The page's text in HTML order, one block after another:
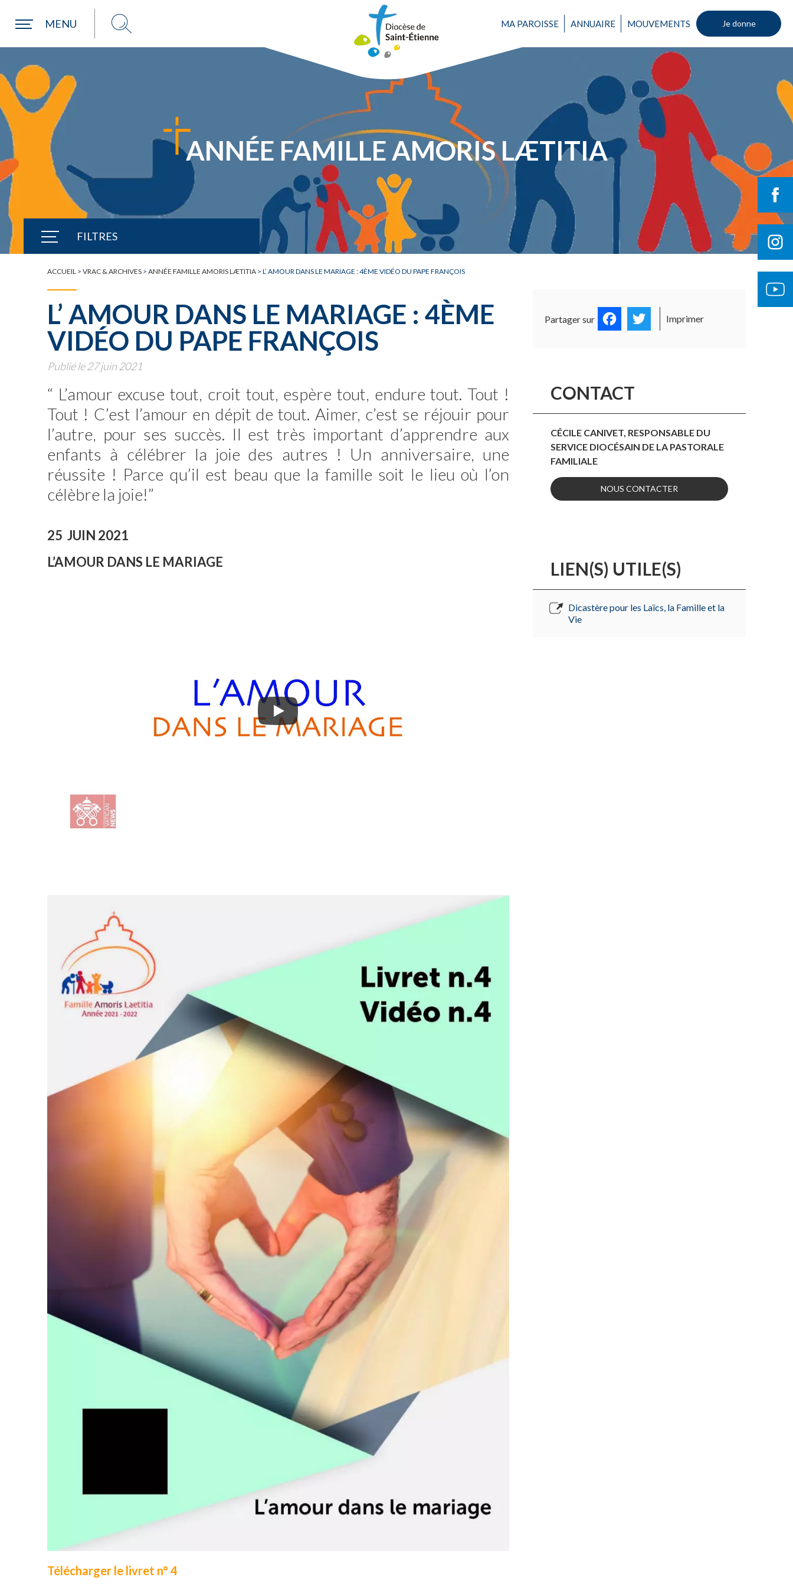
MENU MA PAROISSE ANNUAIRE MOUVEMENTS Je donne
Une commune
ANNÉE FAMILLE AMORIS LÆTITIA
FILTRES
TOUTE L'ACTUALITÉ CARNET OFFICIEL ÉGLISE
ACCUEIL > VRAC & ARCHIVES > ANNÉE FAMILLE AMORIS LÆTITIA > L’ AMOUR DANS LE MARIAGE : 4ÈME VIDÉO DU PAPE FRANÇOIS
L’ AMOUR DANS LE MARIAGE : 4ÈME
VIDÉO DU PAPE FRANÇOIS
Publié le 27 juin 2021
“ L’amour excuse tout, croit tout, espère tout, endure tout. Tout !
Tout ! C’est l’amour en dépit de tout. Aimer, c’est se réjouir pour
l’autre, pour ses succès. Il est très important d’apprendre aux
enfants à célébrer la joie des autres ! Un anniversaire, une
réussite ! Parce qu’il est beau que la famille soit le lieu où l’on
célèbre la joie!”
25 JUIN 2021
L’AMOUR DANS LE MARIAGE
Télécharger le livret n° 4
Partager sur FacebookTwitter
Imprimer
CONTACT
CÉCILE CANIVET, RESPONSABLE DU
SERVICE DIOCÉSAIN DE LA PASTORALE
FAMILIALE
NOUS CONTACTER
LIEN(S) UTILE(S)
Dicastère pour les Laïcs, la Famille et la
Vie